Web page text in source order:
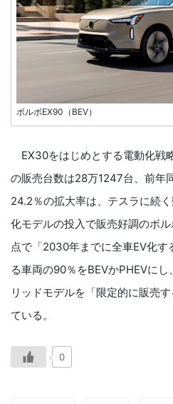
ボルボEX90（BEV）
EX30をはじめとする電動化戦
の販売台数は28万1247台、前年
24.2％の拡大率は、テスラに続
化モデルの投入で販売好調のボ
点で「2030年までに全車EV化す
る車両の90％をBEVかPHEVに
リッドモデルを「限定的に販売
ている。
0